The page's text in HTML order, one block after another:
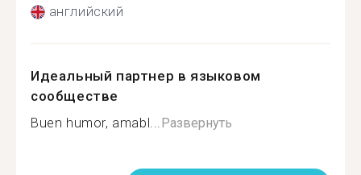
английский
Идеальный партнер в языковом
сообществе
Buen humor, amabl...Развернуть